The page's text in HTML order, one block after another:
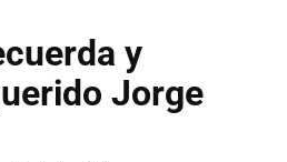
y
Jorge